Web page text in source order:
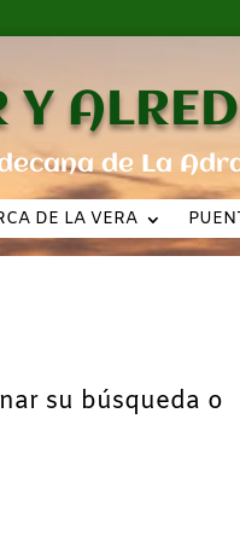
Y
de La
DE LA VERA
su búsqueda o